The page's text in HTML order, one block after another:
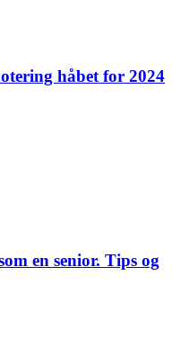
håbet for 2024
en senior. Tips og